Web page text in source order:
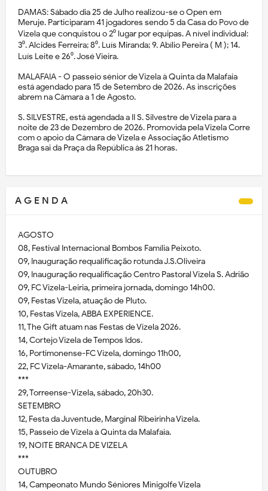
DAMAS: Sábado dia 25 de Julho realizou-se o Open em
Meruje. Participaram 41 jogadores sendo 5 da Casa do Povo de
Vizela que conquistou o 2⁰ lugar por equipas. A nível individual:
3⁰. Alcides Ferreira; 8⁰. Luís Miranda; 9. Abílio Pereira ( M ); 14.
Luís Leite e 26⁰. José Vieira.
MALAFAIA - O passeio sénior de Vizela à Quinta da Malafaia
está agendado para 15 de Setembro de 2026. As inscrições
abrem na Câmara a 1 de Agosto.
S. SILVESTRE, está agendada a II S. Silvestre de Vizela para a
noite de 23 de Dezembro de 2026. Promovida pela Vizela Corre
com o apoio da Câmara de Vizela e Associação Atletismo
Braga sai da Praça da República às 21 horas.
A G E N D A
AGOSTO
08, Festival Internacional Bombos Família Peixoto.
09, Inauguração requalificação rotunda J.S.Oliveira
09, Inauguração requalificação Centro Pastoral Vizela S. Adrião
09, FC Vizela-Leiria, primeira jornada, domingo 14h00.
09, Festas Vizela, atuação de Pluto.
10, Festas Vizela, ABBA EXPERIENCE.
11, The Gift atuam nas Festas de Vizela 2026.
14, Cortejo Vizela de Tempos Idos.
16, Portimonense-FC Vizela, domingo 11h00,
22, FC Vizela-Amarante, sábado, 14h00
***
29, Torreense-Vizela, sábado, 20h30.
SETEMBRO
12, Festa da Juventude, Marginal Ribeirinha Vizela.
15, Passeio de Vizela à Quinta da Malafaia.
19, NOITE BRANCA DE VIZELA
***
OUTUBRO
14, Campeonato Mundo Séniores Minigolfe Vizela